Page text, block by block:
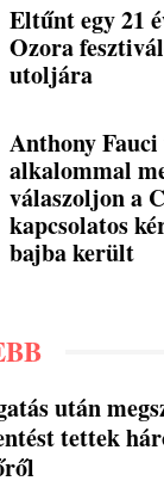
Eltűnt egy 21
Ozora
utoljára
Anthony
alkalommal
válaszoljon a
kapcsolatos
bajba került
után
tettek